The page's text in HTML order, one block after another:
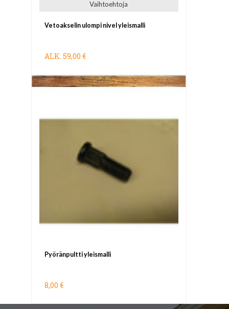
Vaihtoehtoja
Vetoakselin ulompi nivel yleismalli
ALK. 59,00 €
Pyöränpultti yleismalli
8,00 €